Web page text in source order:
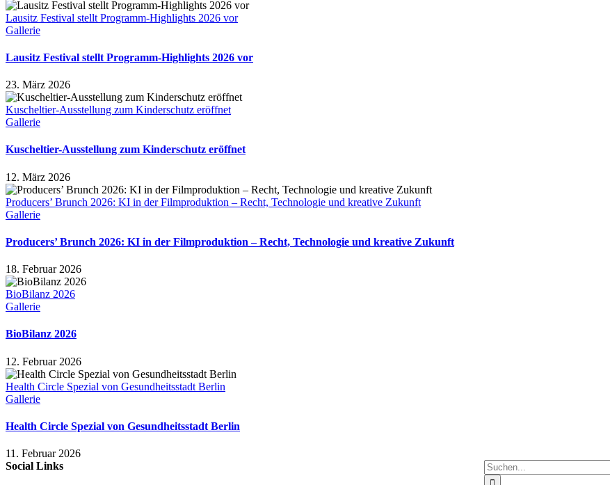
Lausitz Festival stellt Programm-Highlights 2026 vor
Gallerie
Lausitz Festival stellt Programm-Highlights 2026 vor
23. März 2026
Kuscheltier-Ausstellung zum Kinderschutz eröffnet
Gallerie
Kuscheltier-Ausstellung zum Kinderschutz eröffnet
12. März 2026
Producers’ Brunch 2026: KI in der Filmproduktion – Recht, Technologie und kreative Zukunft
Gallerie
Producers’ Brunch 2026: KI in der Filmproduktion – Recht, Technologie und kreative Zukunft
18. Februar 2026
BioBilanz 2026
Gallerie
BioBilanz 2026
12. Februar 2026
Health Circle Spezial von Gesundheitsstadt Berlin
Gallerie
Health Circle Spezial von Gesundheitsstadt Berlin
11. Februar 2026
Suche
nach:
Social Links